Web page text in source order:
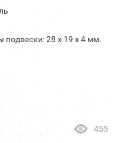
подвески: 28 х 19 х 4 мм.
455